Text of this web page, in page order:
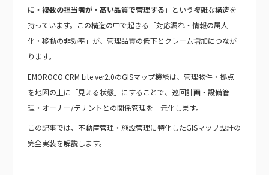
に・複数の担当者が・高い品質で管理する 」という複雑な構造を
持っています。この構造の中で起きる「対応漏れ・情報の属人
化・移動の非効率」が、管理品質の低下とクレーム増加につなが
ります。
EMOROCO CRM Lite ver2.0のGISマップ機能は、管理物件・拠点
を地図の上に「見える状態」にすることで、巡回計画・設備管
理・オーナー/テナントとの関係管理を一元化します。
この記事では、不動産管理・施設管理に特化したGISマップ設計の
完全実装を解説します。